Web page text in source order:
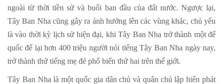
ngoài từ thời tiền sử và buổi ban đầu của đất nước. Ngược lại,
Tây Ban Nha cũng gây ra ảnh hưởng lên các vùng khác, chủ yếu
là vào thời kỳ lịch sử hiện đại, khi Tây Ban Nha trở thành một đế
quốc để lại hơn 400 triệu người nói tiếng Tây Ban Nha ngày nay,
trở thành thứ tiếng mẹ đẻ phổ biến thứ hai trên thế giới.
Tây Ban Nha là một quốc gia dân chủ và quân chủ lập hiến phát